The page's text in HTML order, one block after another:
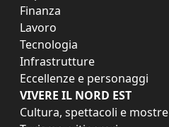
Finanza
Lavoro
Tecnologia
Infrastrutture
Eccellenze e personaggi
VIVERE IL NORD EST
Cultura, spettacoli e mostre